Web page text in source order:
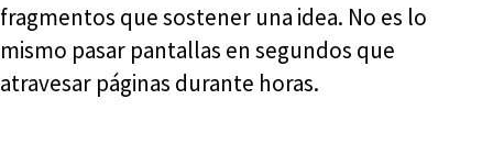
fragmentos que sostener una idea. No es lo
mismo pasar pantallas en segundos que
atravesar páginas durante horas.